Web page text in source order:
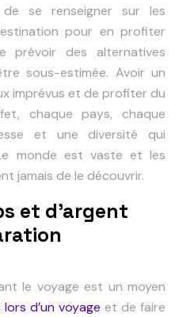
se renseigner sur les
pour en profiter
prévoir des alternatives
sous-estimée. Avoir un
imprévus et de profiter du
chaque pays, chaque
et une diversité qui
monde est vaste et les
jamais de le découvrir.
et d’argent
le voyage est un moyen
d’un voyage et de faire